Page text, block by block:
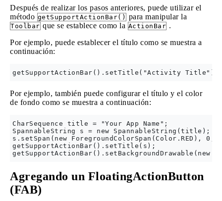
Después de realizar los pasos anteriores, puede utilizar el
método getSupportActionBar() para manipular la
Toolbar que se establece como la ActionBar .
Por ejemplo, puede establecer el título como se muestra a
continuación:
Por ejemplo, también puede configurar el título y el color
de fondo como se muestra a continuación:
CharSequence title = "Your App Name";
SpannableString s = new SpannableString(title);
s.setSpan(new ForegroundColorSpan(Color.RED), 0,
getSupportActionBar().setTitle(s);
Agregando un FloatingActionButton
(FAB)